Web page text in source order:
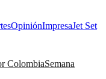
OpiniónImpresaJet Set
ColombiaSemana